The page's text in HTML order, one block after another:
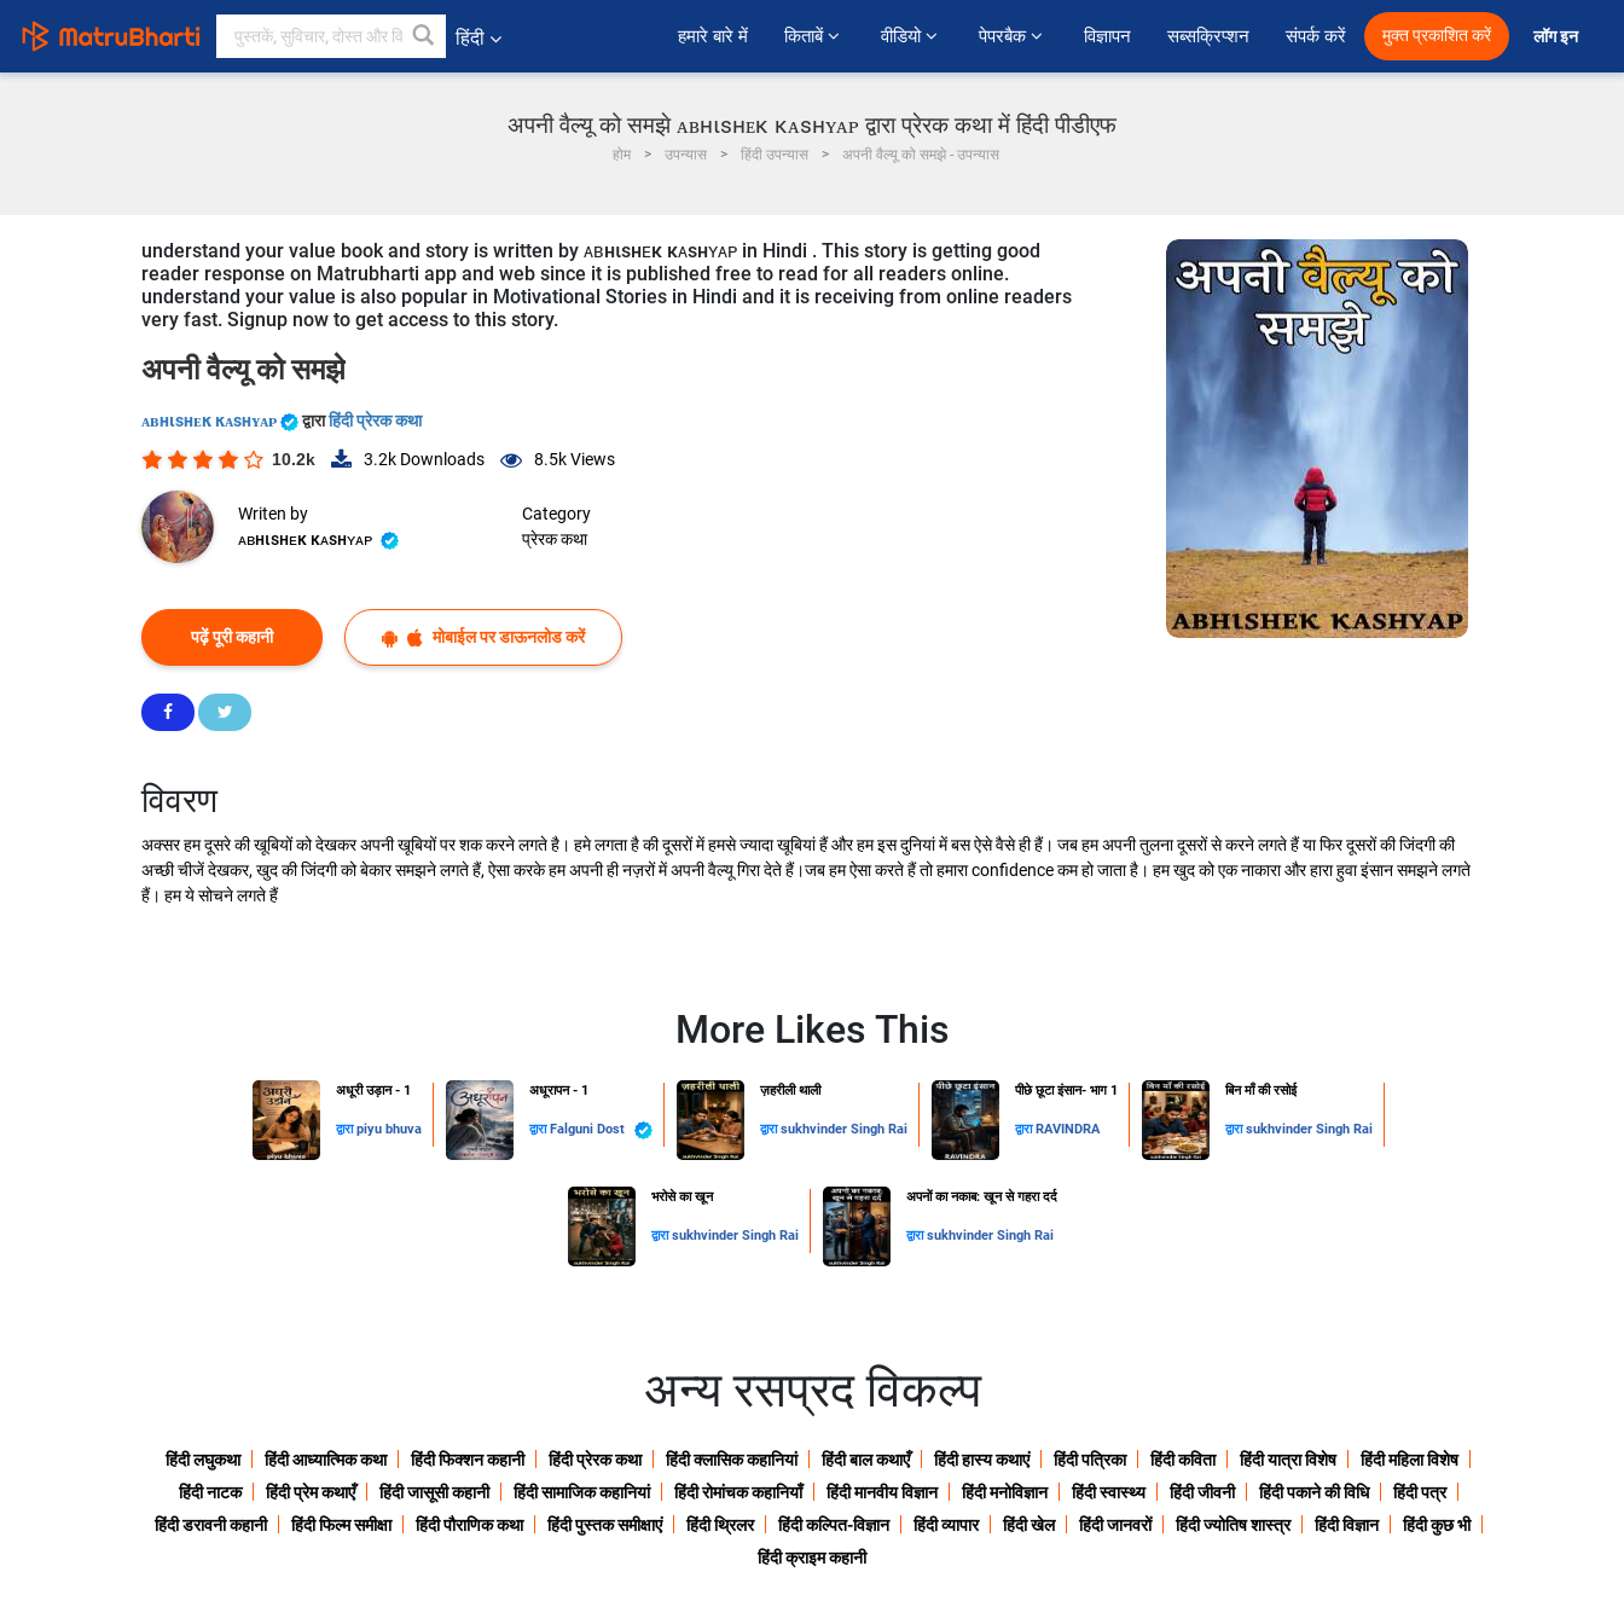
हिंदी हमारे बारे में किताबें वीडियो पेपरबैक विज्ञापन सब्सक्रिप्शन संपर्क करें मुक्त प्रकाशित करें लॉग इन
अपनी वैल्यू को समझे ᴀʙнιsнᴇκ κᴀsнʏᴀᴘ द्वारा प्रेरक कथा में हिंदी पीडीएफ
होम उपन्यास हिंदी उपन्यास अपनी वैल्यू को समझे - उपन्यास
understand your value book and story is written by ᴀʙнιsнᴇκ κᴀsнʏᴀᴘ in Hindi . This story is getting good
reader response on Matrubharti app and web since it is published free to read for all readers online.
understand your value is also popular in Motivational Stories in Hindi and it is receiving from online readers
very fast. Signup now to get access to this story.
अपनी वैल्यू को समझे
ᴀʙнιsнᴇκ κᴀsнʏᴀᴘ द्वाराहिंदी प्रेरक कथा
10.2k 3.2k Downloads 8.5kViews
Writen by
ᴀʙнιsнᴇκ κᴀsнʏᴀᴘ
Category
प्रेरक कथा
पढ़ें पूरी कहानी मोबाईल पर डाऊनलोड करें
विवरण
अक्सर हम दूसरे की खूबियों को देखकर अपनी खूबियों पर शक करने लगते है। हमे लगता है की दूसरों में हमसे ज्यादा खूबियां हैं और हम इस दुनियां में बस ऐसे वैसे ही हैं। जब हम अपनी तुलना दूसरों से करने लगते हैं या फिर दूसरों की जिंदगी की
अच्छी चीजें देखकर, खुद की जिंदगी को बेकार समझने लगते हैं, ऐसा करके हम अपनी ही नज़रों में अपनी वैल्यू गिरा देते हैं।जब हम ऐसा करते हैं तो हमारा confidence कम हो जाता है। हम खुद को एक नाकारा और हारा हुवा इंसान समझने लगते
हैं। हम ये सोचने लगते हैं
More Likes This
अधूरी उड़ान - 1
द्वाराpiyu bhuva
अधूरापन - 1
द्वारा Falguni Dost
ज़हरीली थाली
द्वाराsukhvinder Singh Rai
पीछे छूटा इंसान- भाग 1
द्वारा RAVINDRA
​बिन माँ की रसोई
द्वाराsukhvinder Singh Rai
​भरोसे का खून
द्वाराsukhvinder Singh Rai
अपनों का नकाब: खून से गहरा दर्द
द्वाराsukhvinder Singh Rai
अन्य रसप्रद विकल्प
हिंदी लघुकथा हिंदी आध्यात्मिक कथा हिंदी फिक्शन कहानी हिंदी प्रेरक कथा हिंदी क्लासिक कहानियां हिंदी बाल कथाएँ हिंदी हास्य कथाएं हिंदी पत्रिका हिंदी कविता हिंदी यात्रा विशेष
हिंदी महिला विशेष
हिंदी नाटक
हिंदी प्रेम कथाएँ हिंदी जासूसी कहानी हिंदी सामाजिक कहानियां हिंदी रोमांचक कहानियाँ हिंदी मानवीय विज्ञान हिंदी मनोविज्ञान हिंदी स्वास्थ्य हिंदी जीवनी हिंदी पकाने की विधि
हिंदी पत्र
हिंदी डरावनी कहानी
हिंदी फिल्म समीक्षा हिंदी पौराणिक कथा हिंदी पुस्तक समीक्षाएं हिंदी थ्रिलर हिंदी कल्पित-विज्ञान हिंदी व्यापार हिंदी खेल हिंदी जानवरों हिंदी ज्योतिष शास्त्र हिंदी विज्ञान
हिंदी कुछ भी
हिंदी क्राइम कहानी